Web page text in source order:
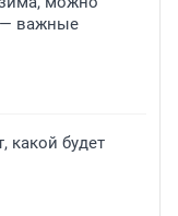
— важные
какой будет